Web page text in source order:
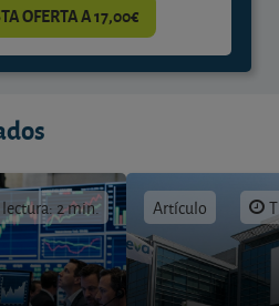
OFERTA A 17,00€
2 min. Artículo